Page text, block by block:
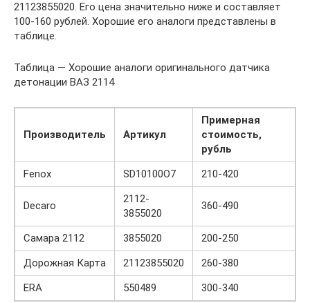
21123855020. Его цена значительно ниже и составляет
100-160 рублей. Хорошие его аналоги представлены в
таблице.
Таблица — Хорошие аналоги оригинального датчика
детонации ВАЗ 2114
Производитель Артикул
Примерная
стоимость,
рубль
Fenox
SD10100O7 210-420
Decaro
2112-
3855020
360-490
Самара 2112 3855020
200-250
Дорожная Карта
21123855020
260-380
ERA
550489 300-340